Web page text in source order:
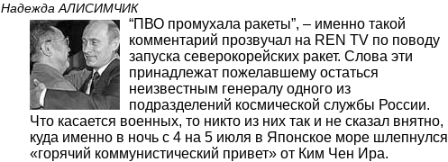
Надежда АЛИСИМЧИК
“ПВО промухала ракеты”, – именно такой
комментарий прозвучал на REN TV по поводу
запуска северокорейских ракет. Слова эти
принадлежат пожелавшему остаться
неизвестным генералу одного из
подразделений космической службы России.
Что касается военных, то никто из них так и не сказал внятно,
куда именно в ночь с 4 на 5 июля в Японское море шлепнулся
«горячий коммунистический привет» от Ким Чен Ира.